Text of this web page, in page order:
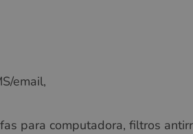
email,
para computadora, filtros